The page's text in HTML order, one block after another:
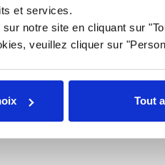
et services.
notre site en cliquant sur
veuillez cliquer sur
Tout